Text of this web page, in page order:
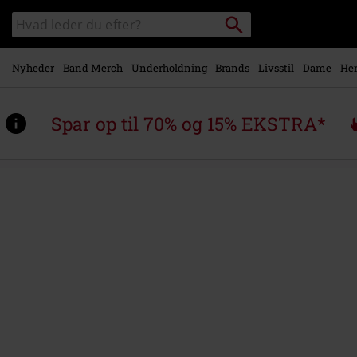
Gå til
hovedindhold
Søg
sortiment
Søg
Nyheder Band Merch Underholdning Brands Livsstil Dame
Spar op til 70% og 15% EKSTRA*